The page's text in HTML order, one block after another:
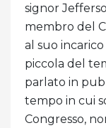
signor
membro del
al suo
piccola del
parlato in
tempo in cui
Congresso,